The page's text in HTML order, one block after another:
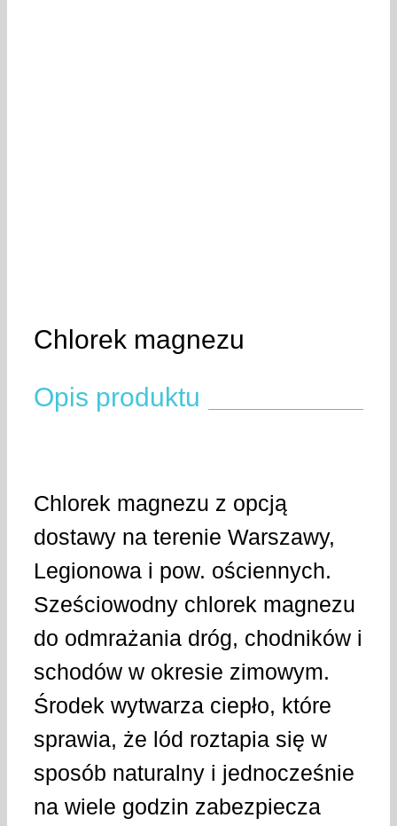
Chlorek magnezu
Opis produktu
Chlorek magnezu z opcją
dostawy na terenie Warszawy,
Legionowa i pow. ościennych.
Sześciowodny chlorek magnezu
do odmrażania dróg, chodników i
schodów w okresie zimowym.
Środek wytwarza ciepło, które
sprawia, że lód roztapia się w
sposób naturalny i jednocześnie
na wiele godzin zabezpiecza